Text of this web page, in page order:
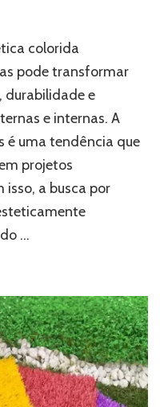
colorida
pode transformar
durabilidade e
e internas. A
é uma tendência que
projetos
isso, a busca por
…